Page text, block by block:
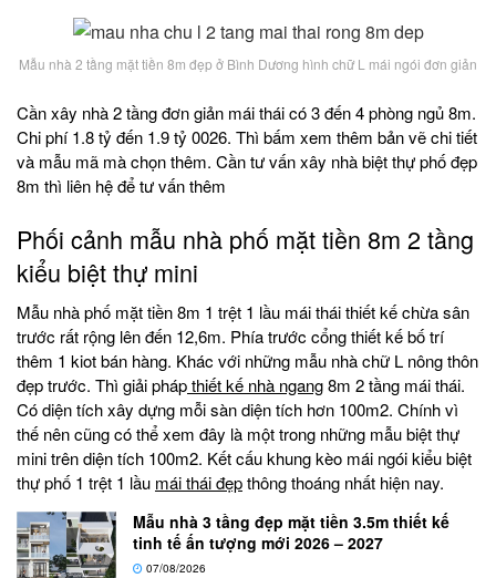
Mẫu nhà 2 tầng mặt tiền 8m đẹp ở Bình Dương hình chữ L mái ngói đơn giản
Cần xây nhà 2 tầng đơn giản mái thái có 3 đến 4 phòng ngủ 8m.
Chi phí 1.8 tỷ đến 1.9 tỷ 0026. Thì bấm xem thêm bản vẽ chi tiết
và mẫu mã mà chọn thêm. Cần tư vấn xây nhà biệt thự phố đẹp
8m thì liên hệ để tư vấn thêm
Phối cảnh mẫu nhà phố mặt tiền 8m 2 tầng
kiểu biệt thự mini
Mẫu nhà phố mặt tiền 8m 1 trệt 1 lầu mái thái thiết kế chừa sân
trước rất rộng lên đến 12,6m. Phía trước cổng thiết kế bố trí
thêm 1 kiot bán hàng. Khác với những mẫu nhà chữ L nông thôn
đẹp trước. Thì giải phápthiết kế nhà ngang8m 2 tầng mái thái.
Có diện tích xây dựng mỗi sàn diện tích hơn 100m2. Chính vì
thế nên cũng có thể xem đây là một trong những mẫu biệt thự
mini trên diện tích 100m2. Kết cấu khung kèo mái ngói kiểu biệt
thự phố 1 trệt 1 lầu mái thái đẹpthông thoáng nhất hiện nay.
Mẫu nhà 3 tầng đẹp mặt tiền 3.5m thiết kế
tinh tế ấn tượng mới 2026 – 2027
07/08/2026